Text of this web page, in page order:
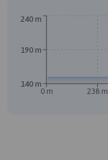
0 m 238 m
140 m
190 m
240 m